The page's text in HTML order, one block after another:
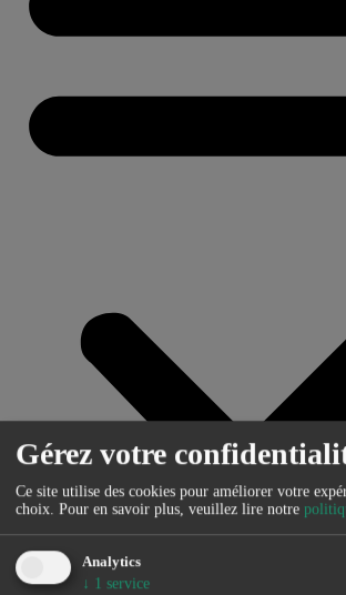
Gérez votre
Ce site utilise des cookies pour améliorer votre
choix. Pour en savoir plus, veuillez lire notre
Analytics
↓ 1 service